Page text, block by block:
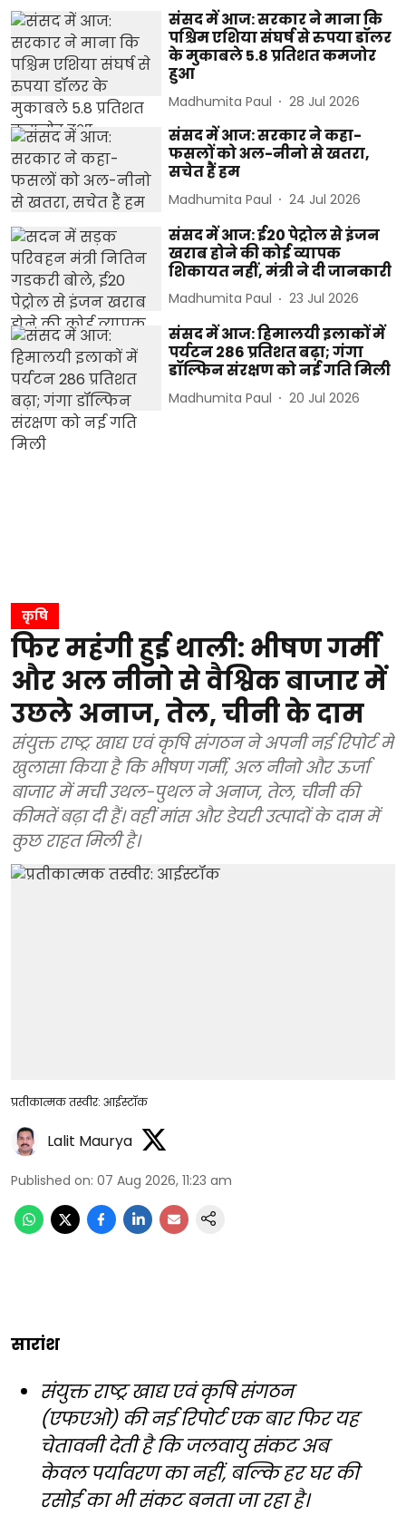
संसद में आज: सरकार ने माना कि
पश्चिम एशिया संघर्ष से रुपया डॉलर
के मुकाबले 5.8 प्रतिशत कमजोर
हुआ
Madhumita Paul 28 Jul 2026
संसद में आज: सरकार ने कहा-
फसलों को अल-नीनो से खतरा,
सचेत हैं हम
Madhumita Paul 24 Jul 2026
संसद में आज: ई20 पेट्रोल से इंजन
खराब होने की कोई व्यापक
शिकायत नहीं, मंत्री ने दी जानकारी
Madhumita Paul 23 Jul 2026
संसद में आज: हिमालयी इलाकों में
पर्यटन 286 प्रतिशत बढ़ा; गंगा
डॉल्फिन संरक्षण को नई गति मिली
Madhumita Paul 20 Jul 2026
कृषि
फिर महंगी हुई थाली: भीषण गर्मी
और अल नीनो से वैश्विक बाजार में
उछले अनाज, तेल, चीनी के दाम
संयुक्त राष्ट्र खाद्य एवं कृषि संगठन ने अपनी नई रिपोर्ट में
खुलासा किया है कि भीषण गर्मी, अल नीनो और ऊर्जा
बाजार में मची उथल-पुथल ने अनाज, तेल, चीनी की
कीमतें बढ़ा दी हैं। वहीं मांस और डेयरी उत्पादों के दाम में
कुछ राहत मिली है।
प्रतीकात्मक तस्वीर: आईस्टॉक
Lalit Maurya
Published on: 07 Aug 2026, 11:23 am
सारांश
संयुक्त राष्ट्र खाद्य एवं कृषि संगठन
(एफएओ) की नई रिपोर्ट एक बार फिर यह
चेतावनी देती है कि जलवायु संकट अब
केवल पर्यावरण का नहीं, बल्कि हर घर की
रसोई का भी संकट बनता जा रहा है।